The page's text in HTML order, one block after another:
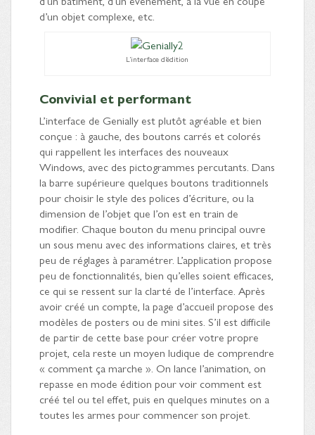
d’un objet complexe, etc.
L’interface d’édition
Convivial et performant
L’interface de Genially est plutôt agréable et bien
conçue : à gauche, des boutons carrés et colorés
qui rappellent les interfaces des nouveaux
Windows, avec des pictogrammes percutants. Dans
la barre supérieure quelques boutons traditionnels
pour choisir le style des polices d’écriture, ou la
dimension de l’objet que l’on est en train de
modifier. Chaque bouton du menu principal ouvre
un sous menu avec des informations claires, et très
peu de réglages à paramétrer. L’application propose
peu de fonctionnalités, bien qu’elles soient efficaces,
ce qui se ressent sur la clarté de l’interface. Après
avoir créé un compte, la page d’accueil propose des
modèles de posters ou de mini sites. S’il est difficile
de partir de cette base pour créer votre propre
projet, cela reste un moyen ludique de comprendre
« comment ça marche ». On lance l’animation, on
repasse en mode édition pour voir comment est
créé tel ou tel effet, puis en quelques minutes on a
toutes les armes pour commencer son projet.